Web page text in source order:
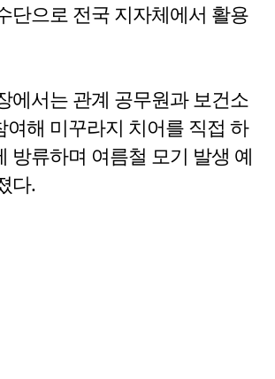
단으로 전국 지자체에서 활용
에서는 관계 공무원과 보건소
여해 미꾸라지 치어를 직접 하
방류하며 여름철 모기 발생 예
다.